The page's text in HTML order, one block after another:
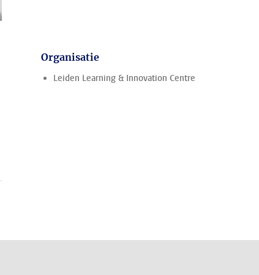
Organisatie
Leiden Learning & Innovation Centre